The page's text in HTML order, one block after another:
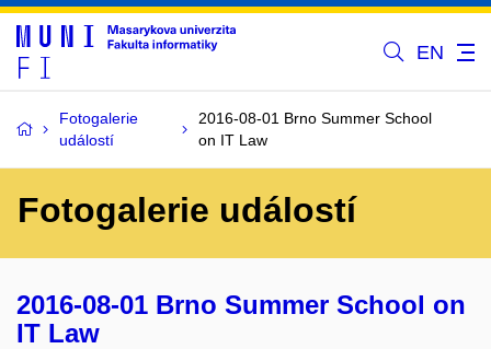
EN
Fotogalerie
událostí
2016-08-01 Brno Summer School
on IT Law
Fotogalerie událostí
2016-08-01 Brno Summer School on
IT Law